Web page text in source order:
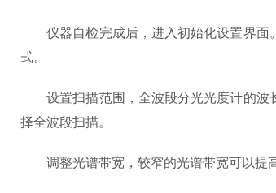
仪器自检完成后，进入初始化设置界面。
式。
设置扫描范围，全波段分光光度计的波长
择全波段扫描。
调整光谱带宽，较窄的光谱带宽可以提高